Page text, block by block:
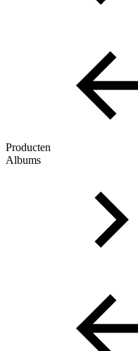
Producten
Albums